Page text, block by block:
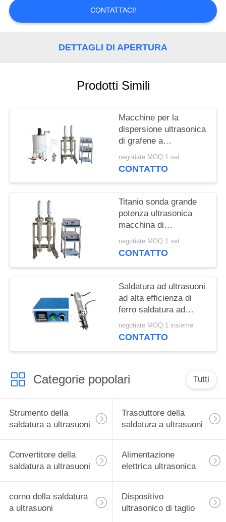
MAPPA
DEL
PRIVACY
CONTATTACI!
DETTAGLI DI APERTURA
Prodotti Simili
Macchine per la
dispersione ultrasonica
di grafene a
funzionamento
continuo
negotiate MOQ:1 set
CONTATTO
Titanio sonda grande
potenza ultrasonica
macchina di
dispersione nero di
carbonio macchina
negotiate MOQ:1 set
CONTATTO
Saldatura ad ultrasuoni
ad alta efficienza di
ferro saldatura ad
ultrasuoni di vetro per
l'industria delle
negotiate MOQ:1 insieme
CONTATTO
Categorie popolari Tutti
Strumento della
saldatura a ultrasuoni
Trasduttore della
saldatura a ultrasuoni
Convertitore della
saldatura a ultrasuoni
Alimentazione
elettrica ultrasonica
corno della saldatura
a ultrasuoni
Dispositivo
ultrasonico di taglio